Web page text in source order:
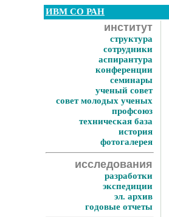
ИВМ СО РАН
институт
структура
сотрудники
аспирантура
конференции
семинары
ученый совет
совет молодых ученых
профсоюз
техническая база
история
фотогалерея
исследования
разработки
экспедиции
эл. архив
годовые отчеты